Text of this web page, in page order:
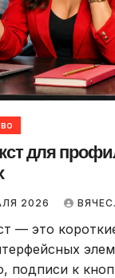
для
2026
— это
подпиcи к